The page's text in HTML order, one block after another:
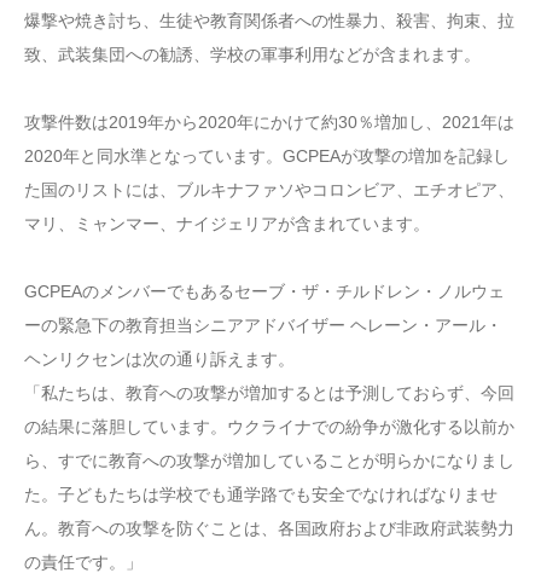
爆撃や焼き討ち、生徒や教育関係者への性暴力、殺害、拘束、拉
致、武装集団への勧誘、学校の軍事利用などが含まれます。
攻撃件数は2019年から2020年にかけて約30％増加し、2021年は
2020年と同水準となっています。GCPEAが攻撃の増加を記録し
た国のリストには、ブルキナファソやコロンビア、エチオピア、
マリ、ミャンマー、ナイジェリアが含まれています。
GCPEAのメンバーでもあるセーブ・ザ・チルドレン・ノルウェ
ーの緊急下の教育担当シニアアドバイザー ヘレーン・アール・
ヘンリクセンは次の通り訴えます。
「私たちは、教育への攻撃が増加するとは予測しておらず、今回
の結果に落胆しています。ウクライナでの紛争が激化する以前か
ら、すでに教育への攻撃が増加していることが明らかになりまし
た。子どもたちは学校でも通学路でも安全でなければなりませ
ん。教育への攻撃を防ぐことは、各国政府および非政府武装勢力
の責任です。」